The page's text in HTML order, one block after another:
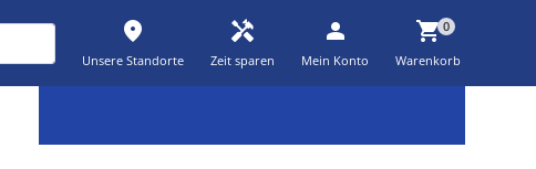
place
Unsere Standorte
handyman
Zeit sparen
person
Mein Konto
shopping_cart0
Warenkorb